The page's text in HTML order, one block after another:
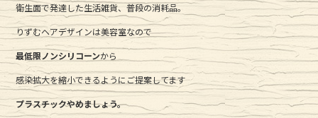
衛生面で発達した生活雑貨、普段の消耗品。
りずむヘアデザインは美容室なので
最低限ノンシリコーンから
感染拡大を縮小できるようにご提案してます
プラスチックやめましょう。